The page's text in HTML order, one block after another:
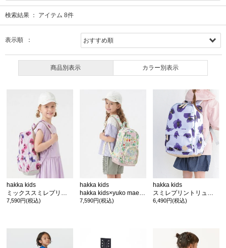
検索結果 ： アイテム 8件
表示順 ：
商品別表示 カラー別表示
hakka kids
ミックススミレプリントリュック
7,590円(税込)
hakka kids
hakka kids×yuko maegawa はるのオーケストラプリントリュック
7,590円(税込)
hakka kids
スミレプリントリュック
6,490円(税込)